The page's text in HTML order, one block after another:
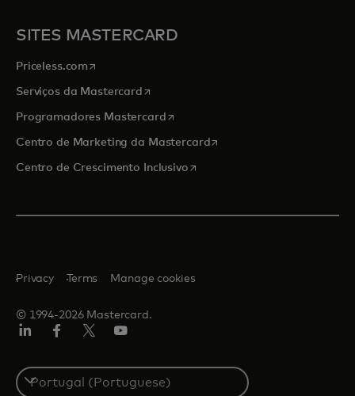
SITES MASTERCARD
Priceless.com opens in a new tab
Serviços da Mastercardopens in a new tab
Programadores Mastercardopens in a new tab
Centro de Marketing da Mastercardopens in a new tab
Centro de Crescimento Inclusivoopens in a new tab
© 1994-2026 Mastercard.
Privacy Terms Manage cookies
Select
a